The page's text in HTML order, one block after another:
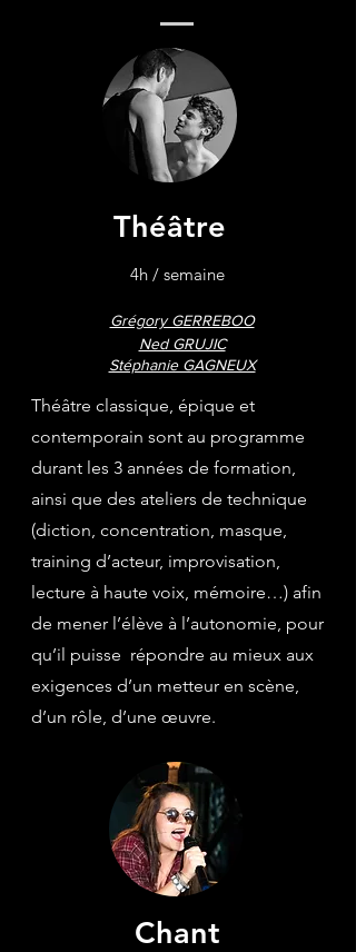
Théâtre
4h / semaine
Grégory GERREBOO
Théâtre classique, épique et
contemporain sont au programme
durant les 3 années de formation,
ainsi que des ateliers de technique
(diction, concentration, masque,
training d’acteur, improvisation,
lecture à haute voix, mémoire…) afin
de mener l’élève à l’autonomie, pour
qu’il puisse répondre au mieux aux
exigences d’un metteur en scène,
d’un rôle, d’une œuvre.
Ned GRUJIC
Stéphanie GAGNEUX
Chant